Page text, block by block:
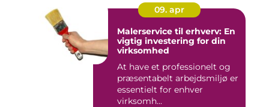
09. apr
Malerservice til erhverv: En
vigtig investering for din
virksomhed
At have et professionelt og
præsentabelt arbejdsmiljø er
essentielt for enhver
virksomh...